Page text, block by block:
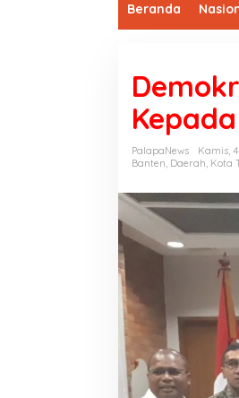
Beranda
PalapaNews
Kamis,
Banten, Daerah, Kota